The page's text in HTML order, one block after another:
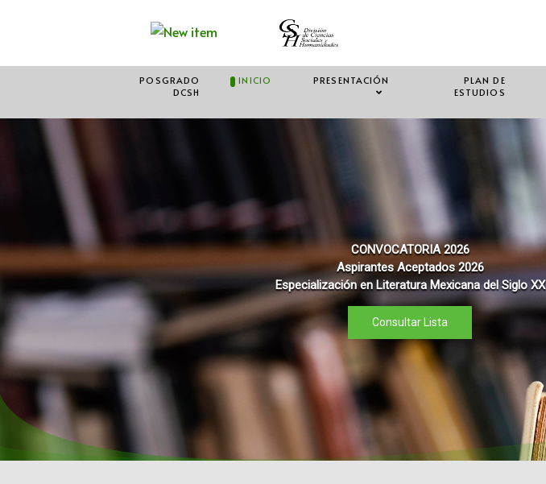
POSGRADO
DCSH
INICIO PRESENTACIÓN
PLAN DE
ESTUDIOS
CONVOCATORIA 2026
Aspirantes Aceptados 2026
Especialización en Literatura Mexicana del Siglo XX
Consultar Lista